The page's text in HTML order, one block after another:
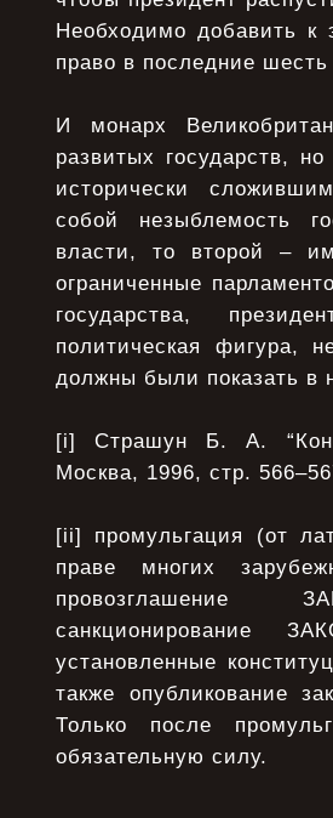
Необходимо добавить к
право в последние
И монарх
развитых государств,
исторически
собой незыблемость
власти, то второй –
ограниченные
государства,
политическая фигура,
должны были показать в
[i] Страшун Б. А.
Москва, 1996, стр.
[ii] промульгация (от
праве многих
провозглашение
санкционирование
установленные
также опубликование
Только после
обязательную силу.